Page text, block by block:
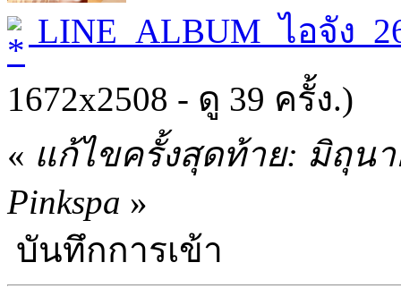
LINE_ALBUM_ไอจัง
1672x2508 - ดู 39 ครั้ง.)
« แก้ไขครั้งสุดท้าย: มิถุนา
Pinkspa »
บันทึกการเข้า